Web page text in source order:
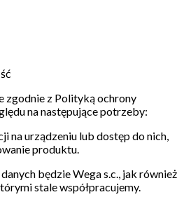
zgodnie z Polityką ochrony
na następujące potrzeby:
na urządzeniu lub dostęp do nich,
produktu.
będzie Wega s.c., jak również
stale współpracujemy.